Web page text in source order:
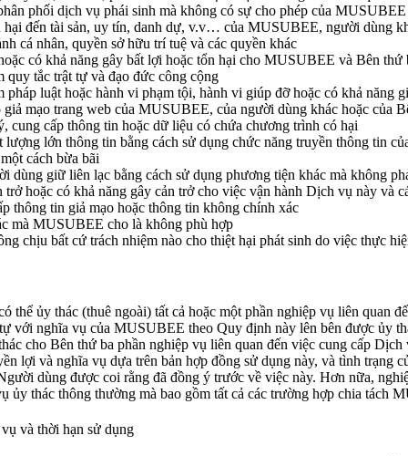
phối dịch vụ phái sinh mà không có sự cho phép của MUSUBEE
đến tài sản, uy tín, danh dự, v.v… của MUSUBEE, người dùng
cá nhân, quyền sở hữu trí tuệ và các quyền khác
có khả năng gây bất lợi hoặc tổn hại cho MUSUBEE và Bên thứ
quy tắc trật tự và đạo đức công cộng
pháp luật hoặc hành vi phạm tội, hành vi giúp đỡ hoặc có khả năng
mạo trang web của MUSUBEE, của người dùng khác hoặc của
cung cấp thông tin hoặc dữ liệu có chứa chương trình có hại
lớn thông tin bằng cách sử dụng chức năng truyền thông tin
cách bừa bãi
dùng giữ liên lạc bằng cách sử dụng phương tiện khác mà không
trở hoặc có khả năng gây cản trở cho việc vận hành Dịch vụ này và
thông tin giả mạo hoặc thông tin không chính xác
mà MUSUBEE cho là không phù hợp
chịu bất cứ trách nhiệm nào cho thiệt hại phát sinh do việc thực
thể ủy thác (thuê ngoài) tất cả hoặc một phần nghiệp vụ liên quan
với nghĩa vụ của MUSUBEE theo Quy định này lên bên được ủy
cho Bên thứ ba phần nghiệp vụ liên quan đến việc cung cấp
lợi và nghĩa vụ dựa trên bản hợp đồng sử dụng này, và tình trạng
dùng được coi rằng đã đồng ý trước về việc này. Hơn nữa,
ủy thác thông thường mà bao gồm tất cả các trường hợp chia tách
và thời hạn sử dụng